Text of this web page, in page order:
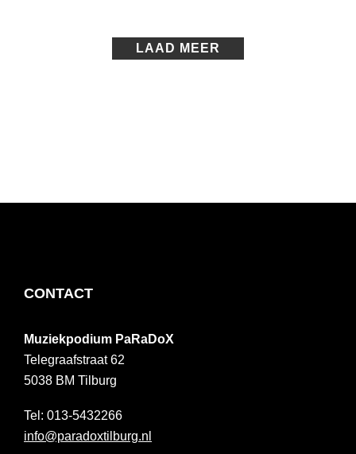
LAAD MEER
FOOTER
CONTACT
Muziekpodium PaRaDoX
Telegraafstraat 62
5038 BM Tilburg
013-5432266
info@paradoxtilburg.nl